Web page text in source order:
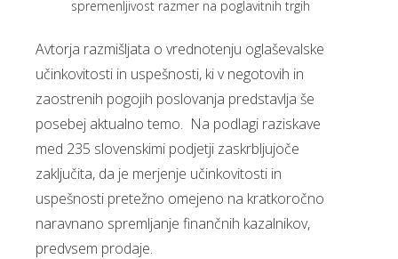
spremenljivost razmer na poglavitnih trgih
Avtorja razmišljata o vrednotenju oglaševalske
učinkovitosti in uspešnosti, ki v negotovih in
zaostrenih pogojih poslovanja predstavlja še
posebej aktualno temo. Na podlagi raziskave
med 235 slovenskimi podjetji zaskrbljujoče
zaključita, da je merjenje učinkovitosti in
uspešnosti pretežno omejeno na kratkoročno
naravnano spremljanje finančnih kazalnikov,
predvsem prodaje.